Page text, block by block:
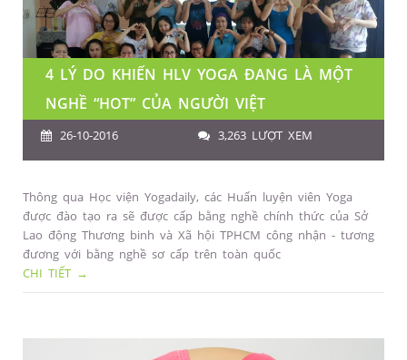
4 LÝ DO KHIẾN HLV YOGA ĐANG LÀ MỘT
NGHỀ “HOT” CỦA NGƯỜI VIỆT
26-10-2016 3,263 LƯỢT XEM
Thông qua Học viện Yogadaily, các Huấn luyện viên Yoga
được đào tạo ra sẽ được cấp bằng nghề chính thức của Sở
Lao động Thương binh và Xã hội TPHCM công nhận - tương
đương với bằng nghề sơ cấp trên toàn quốc
CHI TIẾT →